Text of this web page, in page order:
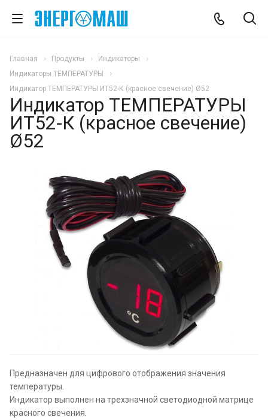
Главная Продукты
Индикаторы
Индикаторы ТЕМПЕРАТУРЫ
Индикатор ТЕМПЕРАТУРЫ ИТ52-К (красное свечение) Ø52
Индикатор ТЕМПЕРАТУРЫ
ИТ52-К (красное свечение)
Ø52
Предназначен для цифрового отображения значения
температуры.
Индикатор выполнен на трехзначной светодиодной матрице
красного свечения.